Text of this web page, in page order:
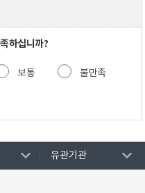
하십니까?
보통 불만족
유관기관